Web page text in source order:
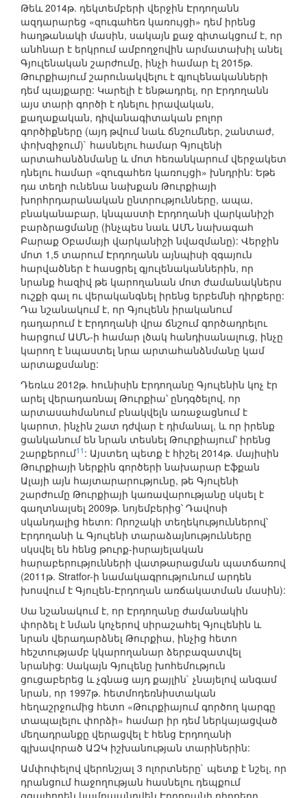
Թեև 2014թ. դեկտեմբերի վերջին Էրդողանն
ազդարարեց «զուգահեռ կառույցի» դեմ իրենց
հաղթանակի մասին, սակայն քաջ գիտակցում է, որ
անհնար է երկրում ամբողջովին արմատախիլ անել
Գյուլենական շարժումը, ինչի համար էլ 2015թ.
Թուրքիայում շարունակվելու է գյուլենականների
դեմ պայքարը: Կարելի է ենթադրել, որ Էրդողանն
այս տարի գործի է դնելու իրավական,
քաղաքական, դիվանագիտական բոլոր
գործիքները (այդ թվում նաև ճնշումներ, շանտաժ,
փոխզիջում)` հասնելու համար Գյուլենի
արտահանձնմանը և մոտ հեռանկարում վերջակետ
դնելու համար «զուգահեռ կառույցի» խնդրին: Եթե
դա տեղի ունենա նախքան Թուրքիայի
խորհրդարանական ընտրությունները, ապա,
բնականաբար, կնպաստի Էրդողանի վարկանիշի
բարձրացմանը (ինչպես նաև ԱՄՆ նախագահ
Բարաք Օբամայի վարկանիշի նվազմանը): Վերջին
մոտ 1,5 տարում Էրդողանն այնպիսի զգայուն
հարվածներ է հասցրել գյուլենականներին, որ
նրանք հազիվ թե կարողանան մոտ ժամանակներս
ուշքի գալ ու վերականգնել իրենց երբեմնի դիրքերը:
Դա նշանակում է, որ Գյուլենն իրականում
դադարում է Էրդողանի վրա ճնշում գործադրելու
հարցում ԱՄՆ-ի համար լծակ հանդիսանալուց, ինչը
կարող է նպաստել նրա արտահանձնմանը կամ
արտաքսմանը:
Դեռևս 2012թ. հունիսին Էրդողանը Գյուլենին կոչ էր
արել վերադառնալ Թուրքիա՝ ընդգծելով, որ
արտասահմանում բնակվելն առաջացնում է
կարոտ, ինչին շատ դժվար է դիմանալ, և որ իրենք
ցանկանում են նրան տեսնել Թուրքիայում՝ իրենց
շարքերում11 : Այստեղ պետք է հիշել 2014թ. մայիսին
Թուրքիայի ներքին գործերի նախարար Էֆքան
Ալայի այն հայտարարությունը, թե Գյուլենի
շարժումը Թուրքիայի կառավարությանը սկսել է
գաղտնալսել 2009թ. նոյեմբերից՝ Դավոսի
սկանդալից հետո: Որոշակի տեղեկություններով՝
Էրդողանի և Գյուլենի տարաձայնությունները
սկսվել են հենց թուրք-իսրայելական
հարաբերությունների վատթարացման պատճառով
(2011թ. Stratfor-ի նամակագրությունում արդեն
խոսվում է Գյուլեն-Էրդողան առճակատման մասին):
Սա նշանակում է, որ Էրդողանը ժամանակին
փորձել է նման կոչերով սիրաշահել Գյուլենին և
նրան վերադարձնել Թուրքիա, ինչից հետո
հեշտությամբ կկարողանար ձերբազատվել
նրանից: Սակայն Գյուլենը խոհեմություն
ցուցաբերեց և չգնաց այդ քայլին` չնայելով անգամ
նրան, որ 1997թ. հետմոդեռնիստական
հեղաշրջումից հետո «Թուրքիայում գործող կարգը
տապալելու փորձի» համար իր դեմ ներկայացված
մեղադրանքը վերացվել է հենց Էրդողանի
գլխավորած ԱԶԿ իշխանության տարիներին:
Ամփոփելով վերոնշյալ 3 ոլորտները` պետք է նշել, որ
դրանցում հաջողության հասնելու դեպքում